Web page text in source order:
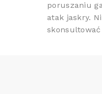
poruszaniu
atak jaskry.